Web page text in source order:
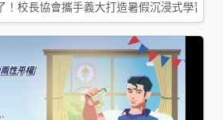
！校長協會攜手義大打造暑假沉浸式學習基